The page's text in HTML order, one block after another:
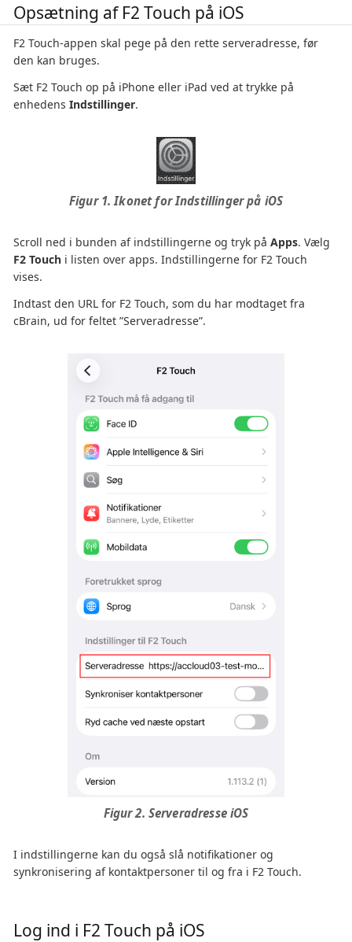
Opsætning af F2 Touch på iOS
F2 Touch-appen skal pege på den rette serveradresse, før
den kan bruges.
Sæt F2 Touch op på iPhone eller iPad ved at trykke på
enhedens Indstillinger.
Figur 1. Ikonet for Indstillinger på iOS
Scroll ned i bunden af indstillingerne og tryk på Apps. Vælg
F2 Touch i listen over apps. Indstillingerne for F2 Touch
vises.
Indtast den URL for F2 Touch, som du har modtaget fra
cBrain, ud for feltet ”Serveradresse”.
Figur 2. Serveradresse iOS
I indstillingerne kan du også slå notifikationer og
synkronisering af kontaktpersoner til og fra i F2 Touch.
Log ind i F2 Touch på iOS